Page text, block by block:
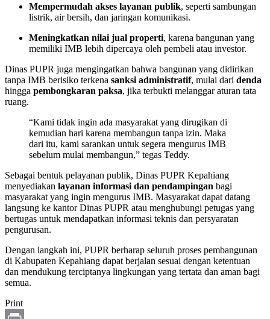
Mempermudah akses layanan publik, seperti sambungan
listrik, air bersih, dan jaringan komunikasi.
Meningkatkan nilai jual properti, karena bangunan yang
memiliki IMB lebih dipercaya oleh pembeli atau investor.
Dinas PUPR juga mengingatkan bahwa bangunan yang didirikan
tanpa IMB berisiko terkena sanksi administratif, mulai dari denda
hingga pembongkaran paksa, jika terbukti melanggar aturan tata
ruang.
“Kami tidak ingin ada masyarakat yang dirugikan di
kemudian hari karena membangun tanpa izin. Maka
dari itu, kami sarankan untuk segera mengurus IMB
sebelum mulai membangun,” tegas Teddy.
Sebagai bentuk pelayanan publik, Dinas PUPR Kepahiang
menyediakan layanan informasi dan pendampingan bagi
masyarakat yang ingin mengurus IMB. Masyarakat dapat datang
langsung ke kantor Dinas PUPR atau menghubungi petugas yang
bertugas untuk mendapatkan informasi teknis dan persyaratan
pengurusan.
Dengan langkah ini, PUPR berharap seluruh proses pembangunan
di Kabupaten Kepahiang dapat berjalan sesuai dengan ketentuan
dan mendukung terciptanya lingkungan yang tertata dan aman bagi
semua.
Print